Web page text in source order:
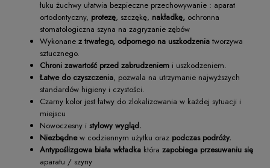
łuku żuchwy ułatwia bezpieczne przechowywanie : aparat
ortodontyczny, protezę, szczękę, nakładkę, ochronna
stomatologiczna szyna na zagryzanie zębów
Wykonane z trwałego, odpornego na uszkodzenia tworzywa
sztucznego.
Chroni zawartość przed zabrudzeniem i uszkodzeniem.
Łatwe do czyszczenia, pozwala na utrzymanie najwyższych
standardów higieny i czystości.
Czarny kolor jest łatwy do zlokalizowania w każdej sytuacji i
miejscu
Nowoczesny i stylowy wygląd.
Niezbędnew codziennym użytku oraz podczas podróży.
Antypoślizgowa biała wkładka która zapobiega przesuwaniu się
aparatu / szyny